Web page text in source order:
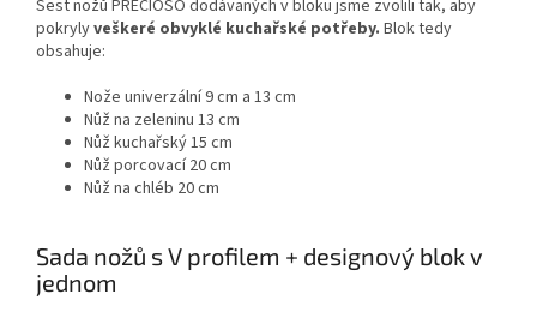
Šest nožů PRECIOSO dodávaných v bloku jsme zvolili tak, aby
pokrylyveškeré obvyklé kuchařské potřeby. Blok tedy
obsahuje:
Nože univerzální 9 cm a 13 cm
Nůž na zeleninu 13 cm
Nůž kuchařský 15 cm
Nůž porcovací 20 cm
Nůž na chléb 20 cm
Sada nožů s V profilem + designový blok v
jednom